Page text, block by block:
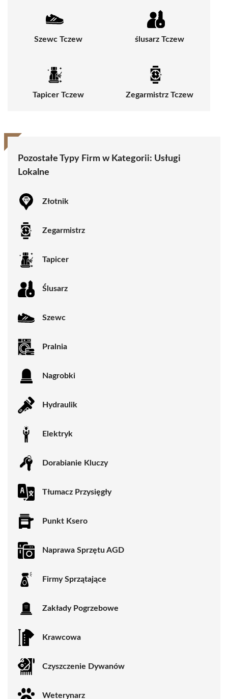
Szewc Tczew ślusarz Tczew
Tapicer Tczew Zegarmistrz Tczew
Pozostałe Typy Firm w Kategorii: Usługi
Lokalne
Złotnik
Zegarmistrz
Tapicer
Ślusarz
Szewc
Pralnia
Nagrobki
Hydraulik
Elektryk
Dorabianie Kluczy
Tłumacz Przysięgły
Punkt Ksero
Naprawa Sprzętu AGD
Firmy Sprzątające
Zakłady Pogrzebowe
Krawcowa
Czyszczenie Dywanów
Weterynarz